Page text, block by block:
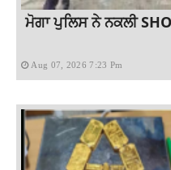
ਮੋਗਾ ਪੁਲਿਸ ਨੇ ਨਕਲੀ
Aug 07, 2026 7:23 Pm